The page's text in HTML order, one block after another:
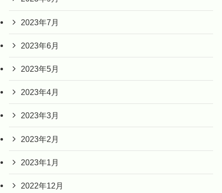
2023年7月
2023年6月
2023年5月
2023年4月
2023年3月
2023年2月
2023年1月
2022年12月